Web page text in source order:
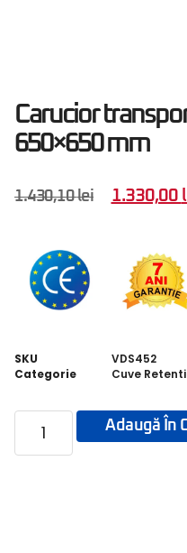
Carucior
650×650 mm
1.430,10lei 1.330,00
SKU
VDS452
Categorie
Cuve
Adaugă În